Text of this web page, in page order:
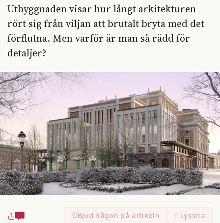
Utbyggnaden visar hur långt arkitekturen
rört sig från viljan att brutalt bryta med det
förflutna. Men varför är man så rädd för
detaljer?
Bjud någon på artikeln
Lyssna